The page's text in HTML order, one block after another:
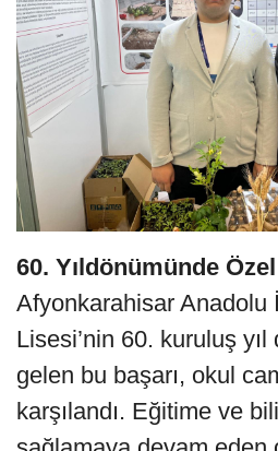
60. Yıldönümünde
Afyonkarahisar Anadolu
Lisesi’nin 60. kuruluş
gelen bu başarı, okul
karşılandı. Eğitime ve